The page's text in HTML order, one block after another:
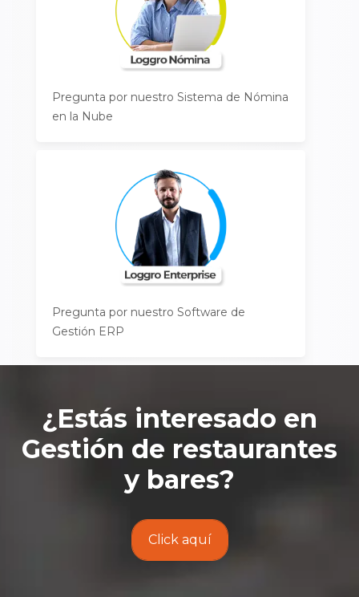
Pregunta por nuestro Sistema de Nómina
en la Nube
Pregunta por nuestro Software de
Gestión ERP
¿Estás interesado en
Gestión de restaurantes
y bares?
Click aquí